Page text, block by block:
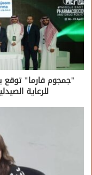
"جمجوم فارما" توقع
للرعاية